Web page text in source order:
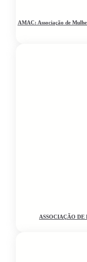
AMAC: Associação de
ASSOCIAÇÃO DE